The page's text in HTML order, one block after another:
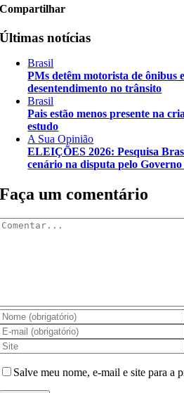
Compartilhar
Últimas notícias
Brasil
PMs detêm motorista de ônibus
desentendimento no trânsito
Brasil
Pais estão menos presente na
estudo
A Sua Opinião
ELEIÇÕES 2026: Pesquisa
cenário na disputa pelo
Faça um comentário
Salve meu nome, e-mail e site para a